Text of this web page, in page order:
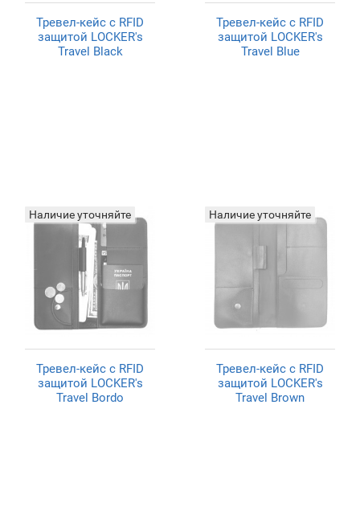
Тревел-кейс с RFID
защитой LOCKER's
Travel Black
Тревел-кейс с RFID
защитой LOCKER's
Travel Blue
Наличие уточняйте
Тревел-кейс с RFID
защитой LOCKER's
Travel Bordo
Наличие уточняйте
Тревел-кейс с RFID
защитой LOCKER's
Travel Brown